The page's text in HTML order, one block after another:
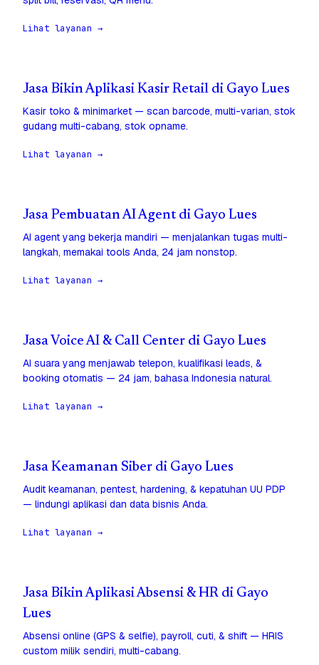
Lihat layanan →
Jasa Bikin Aplikasi Kasir Retail di Gayo Lues
Kasir toko & minimarket — scan barcode, multi-varian, stok
gudang multi-cabang, stok opname.
Lihat layanan →
Jasa Pembuatan AI Agent di Gayo Lues
AI agent yang bekerja mandiri — menjalankan tugas multi-
langkah, memakai tools Anda, 24 jam nonstop.
Lihat layanan →
Jasa Voice AI & Call Center di Gayo Lues
AI suara yang menjawab telepon, kualifikasi leads, &
booking otomatis — 24 jam, bahasa Indonesia natural.
Lihat layanan →
Jasa Keamanan Siber di Gayo Lues
Audit keamanan, pentest, hardening, & kepatuhan UU PDP
— lindungi aplikasi dan data bisnis Anda.
Lihat layanan →
Jasa Bikin Aplikasi Absensi & HR di Gayo
Lues
Absensi online (GPS & selfie), payroll, cuti, & shift — HRIS
custom milik sendiri, multi-cabang.